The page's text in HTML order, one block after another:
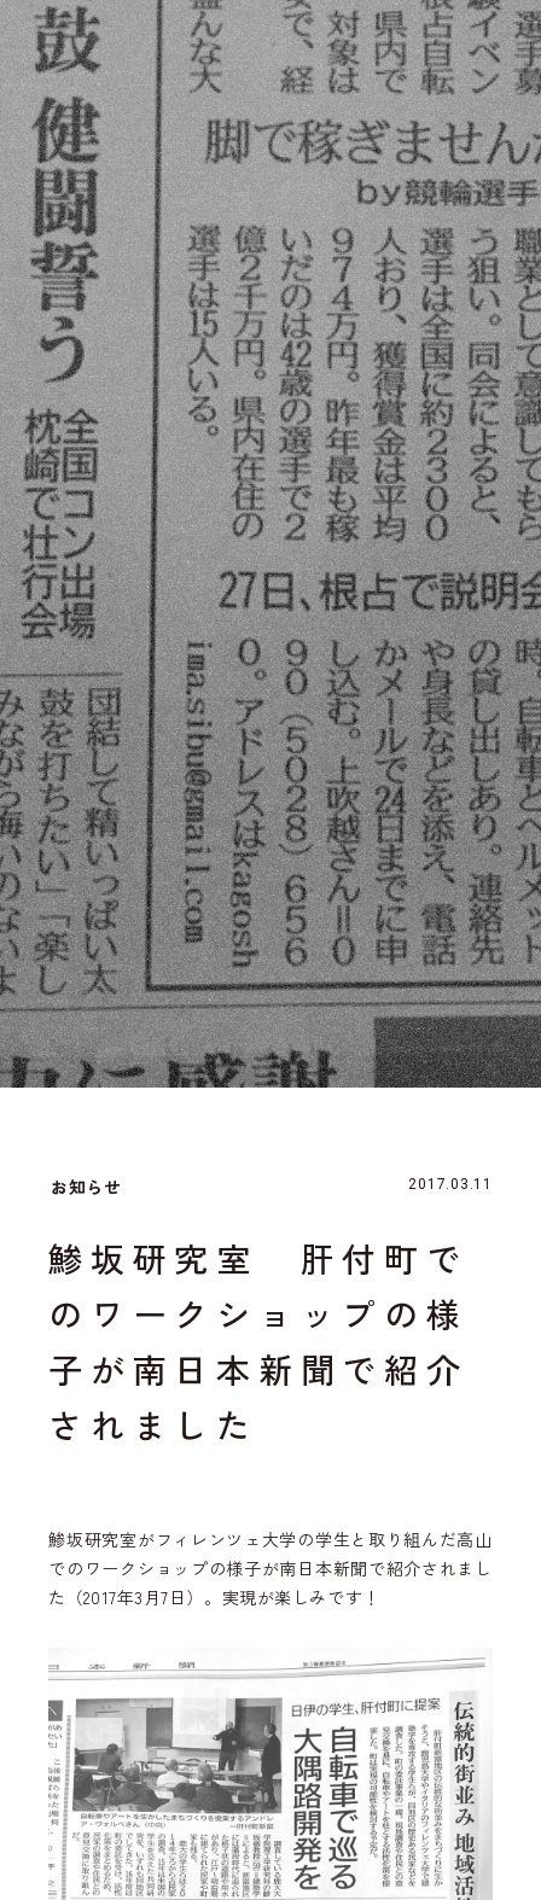
お知らせ 2017.03.11
鯵坂研究室 肝付町で
のワークショップの様
子が南日本新聞で紹介
されました
鯵坂研究室がフィレンツェ大学の学生と取り組んだ高山
でのワークショップの様子が南日本新聞で紹介されまし
た（2017年3月7日）。実現が楽しみです！